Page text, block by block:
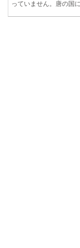
っていません。唐の国に